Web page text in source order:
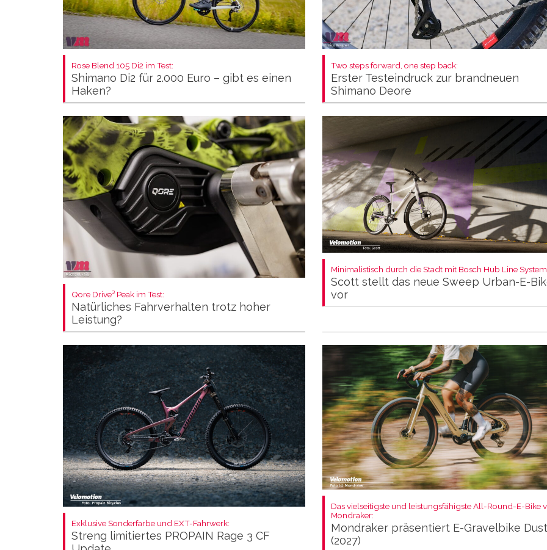
Rose Blend 105 Di2 im Test:
Shimano Di2 für 2.000 Euro – gibt es einen
Haken?
Two steps forward, one step back:
Erster Testeindruck zur brandneuen
Shimano Deore
Qore Drive³ Peak im Test:
Natürliches Fahrverhalten trotz hoher
Leistung?
Minimalistisch durch die Stadt mit Bosch Hub Line
Scott stellt das neue Sweep Urban-E-
vor
Exklusive Sonderfarbe und EXT-Fahrwerk:
Streng limitiertes PROPAIN Rage 3 CF
Das vielseitigste und leistungsfähigste All-Round-E-Bike
Mondraker:
Mondraker präsentiert E-Gravelbike
(2027)